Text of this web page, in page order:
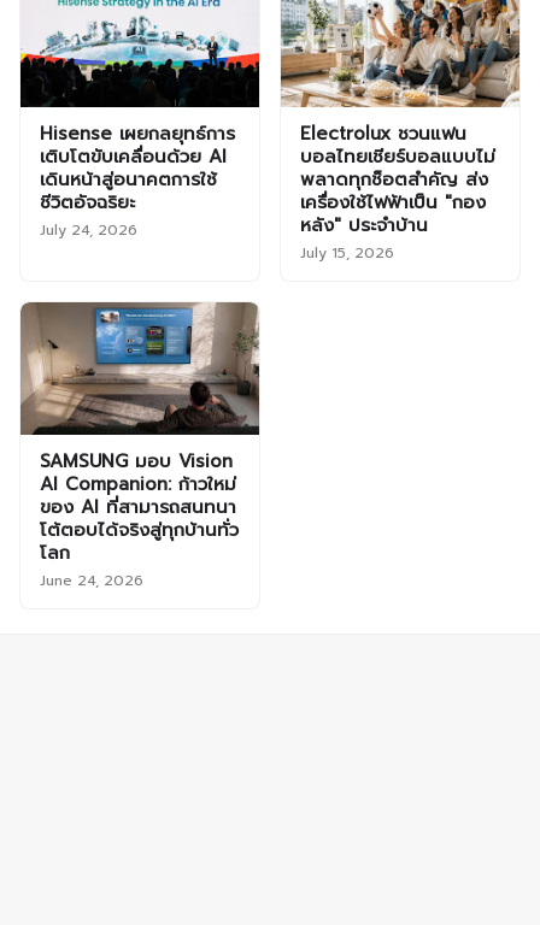
Hisense เผยกลยุทธ์การ
เติบโตขับเคลื่อนด้วย AI
เดินหน้าสู่อนาคตการใช้
ชีวิตอัจฉริยะ
July 24, 2026
Electrolux ชวนแฟน
บอลไทยเชียร์บอลแบบไม่
พลาดทุกช็อตสำคัญ ส่ง
เครื่องใช้ไฟฟ้าเป็น "กอง
หลัง" ประจำบ้าน
July 15, 2026
SAMSUNG มอบ Vision
AI Companion: ก้าวใหม่
ของ AI ที่สามารถสนทนา
โต้ตอบได้จริงสู่ทุกบ้านทั่ว
โลก
June 24, 2026